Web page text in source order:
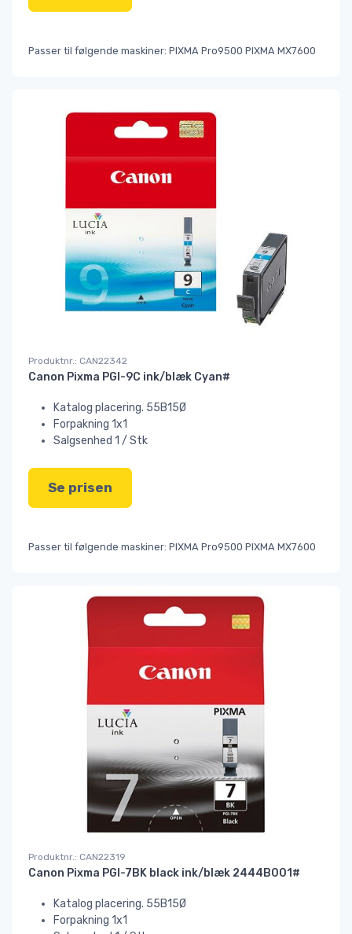
Passer til følgende maskiner: PIXMA Pro9500 PIXMA MX7600
Produktnr.: CAN22342
Canon Pixma PGI-9C ink/blæk Cyan#
Katalog placering. 55B15Ø
Forpakning 1x1
Salgsenhed 1 / Stk
Se prisen
Passer til følgende maskiner: PIXMA Pro9500 PIXMA MX7600
Produktnr.: CAN22319
Canon Pixma PGI-7BK black ink/blæk 2444B001#
Katalog placering. 55B15Ø
Forpakning 1x1